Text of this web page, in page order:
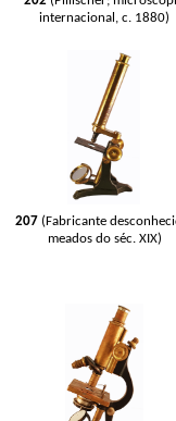
internacional, c. 1880)
207 (Fabricante
meados do séc. XIX)